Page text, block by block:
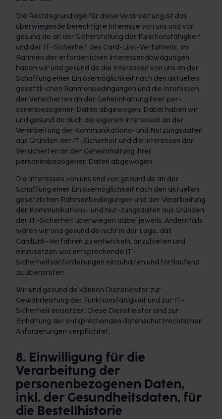
Die Rechtsgrundlage für diese Verarbeitung ist das
überwiegende berechtigte Interesse von uns und von
gesund.de an der Sicherstellung der Funktionsfähigkeit
und der IT-Sicherheit des Card-Link-Verfahrens. Im
Rahmen der erforderlichen Interessenabwägungen
haben wir und gesund.de die Interessen von uns an der
Schaffung einer Einlösemöglichkeit nach den aktuellen
gesetzli-chen Rahmenbedingungen und die Interessen
der Versicherten an der Geheimhaltung ihrer per-
sonenbezogenen Daten abgewogen. Dabei haben wir
und gesund.de auch die eigenen Interessen an der
Verarbeitung der Kommunikations- und Nutzungsdaten
aus Gründen der IT-Sicherheit und die Interessen der
Versicherten an der Geheimhaltung ihrer
personenbezogenen Daten abgewogen.
Die Interessen von uns und von gesund.de an der
Schaffung einer Einlösemöglichkeit nach den aktuellen
gesetzlichen Rahmenbedingungen und der Verarbeitung
der Kommunikations- und Nut-zungsdaten aus Gründen
der IT-Sicherheit überwiegen dabei jeweils. Andernfalls
wären wir und gesund.de nicht in der Lage, das
CardLink-Verfahren zu entwickeln, anzubieten und
einzusetzen und entsprechende IT-
Sicherheitsanforderungen einzuhalten und fortlaufend
zu überprüfen.
Wir und gesund.de können Dienstleister zur
Gewährleistung der Funktionsfähigkeit und zur IT-
Sicherheit einsetzen. Diese Dienstleister sind zur
Einhaltung der entsprechenden datenschutzrechtlichen
Anforderungen verpflichtet.
8. Einwilligung für die
Verarbeitung der
personenbezogenen Daten,
inkl. der Gesundheitsdaten, für
die Bestellhistorie